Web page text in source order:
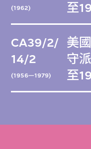
(1962)
至
CA39/2/
14/2
(1956—1979)
美
守
至